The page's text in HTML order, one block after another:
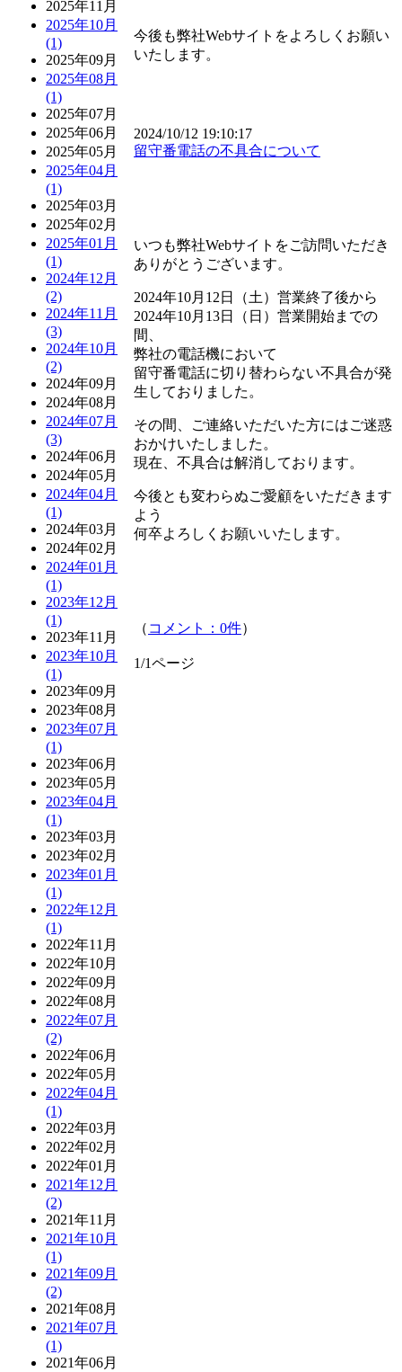
2025年11月
2025年10月
(1)
2025年09月
2025年08月
(1)
2025年07月
2025年06月
2025年05月
2025年04月
(1)
2025年03月
2025年02月
2025年01月
(1)
2024年12月
(2)
2024年11月
(3)
2024年10月
(2)
2024年09月
2024年08月
2024年07月
(3)
2024年06月
2024年05月
2024年04月
(1)
2024年03月
2024年02月
2024年01月
(1)
2023年12月
(1)
2023年11月
2023年10月
(1)
2023年09月
2023年08月
2023年07月
(1)
2023年06月
2023年05月
2023年04月
(1)
2023年03月
2023年02月
2023年01月
(1)
2022年12月
(1)
2022年11月
2022年10月
2022年09月
2022年08月
2022年07月
(2)
2022年06月
2022年05月
2022年04月
(1)
2022年03月
2022年02月
2022年01月
2021年12月
(2)
2021年11月
2021年10月
(1)
2021年09月
(2)
2021年08月
2021年07月
(1)
2021年06月
今後も弊社Webサイトをよろしくお願い
いたします。
2024/10/12 19:10:17
留守番電話の不具合について
いつも弊社Webサイトをご訪問いただき
ありがとうございます。
2024年10月12日（土）営業終了後から
2024年10月13日（日）営業開始までの
間、
弊社の電話機において
留守番電話に切り替わらない不具合が発
生しておりました。
その間、ご連絡いただいた方にはご迷惑
おかけいたしました。
現在、不具合は解消しております。
今後とも変わらぬご愛顧をいただきます
よう
何卒よろしくお願いいたします。
（ コメント：0件）
1/1ページ